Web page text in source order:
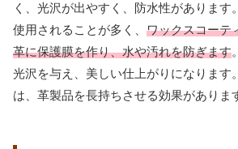
く、光沢が出やすく、防水性があります
使用されることが多く、 ワックスコーテ
革に保護膜を作り、水や汚れを防ぎます
光沢を与え、美しい仕上がりになります
は、革製品を長持ちさせる効果がありま